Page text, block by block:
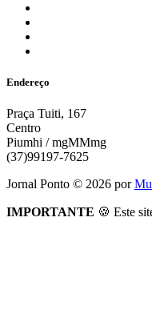
Endereço
Praça Tuiti, 167
Centro
Piumhi / mgMMmg
(37)99197-7625
Jornal Ponto © 2026 por
IMPORTANTE 🍪 Este